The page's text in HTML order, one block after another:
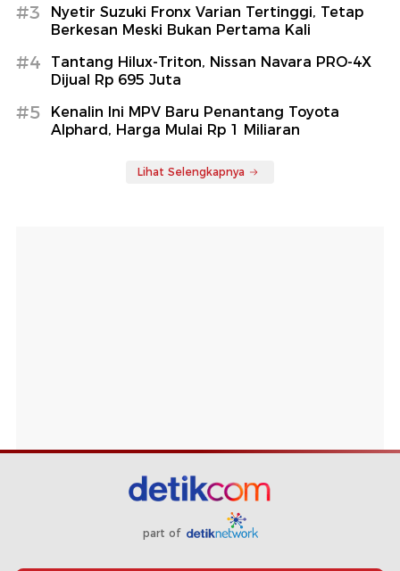
#3
Nyetir Suzuki Fronx Varian Tertinggi, Tetap
Berkesan Meski Bukan Pertama Kali
#4
Tantang Hilux-Triton, Nissan Navara PRO-4X
Dijual Rp 695 Juta
#5
Kenalin Ini MPV Baru Penantang Toyota
Alphard, Harga Mulai Rp 1 Miliaran
Lihat Selengkapnya
part of